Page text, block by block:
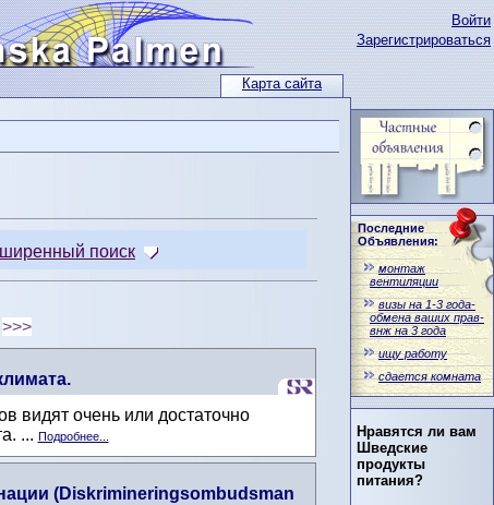
Карта сайта
Войти
Зарегистрироваться
Последние
Объявления:
монтаж
вентиляции
визы на 1-3 года-
обмена ваших прав-
внж на 3 года
ищу работу
сдается комната
Нравятся ли вам
Шведские
продукты
питания?
поиск
>>>
видят очень или достаточно
... Подробнее...
(Diskrimineringsombudsman